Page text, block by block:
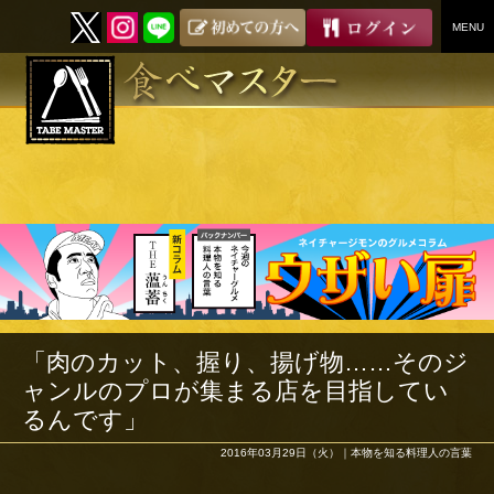
MENU
SKIP
「肉のカット、握り、揚げ物……そのジ
ャンルのプロが集まる店を目指してい
るんです」
2016年03月29日（火）｜ 本物を知る料理人の言葉